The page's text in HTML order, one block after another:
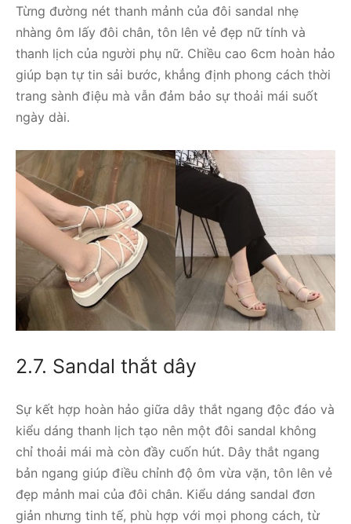
Từng đường nét thanh mảnh của đôi sandal nhẹ
nhàng ôm lấy đôi chân, tôn lên vẻ đẹp nữ tính và
thanh lịch của người phụ nữ. Chiều cao 6cm hoàn hảo
giúp bạn tự tin sải bước, khẳng định phong cách thời
trang sành điệu mà vẫn đảm bảo sự thoải mái suốt
ngày dài.
2.7. Sandal thắt dây
Sự kết hợp hoàn hảo giữa dây thắt ngang độc đáo và
kiểu dáng thanh lịch tạo nên một đôi sandal không
chỉ thoải mái mà còn đầy cuốn hút. Dây thắt ngang
bản ngang giúp điều chỉnh độ ôm vừa vặn, tôn lên vẻ
đẹp mảnh mai của đôi chân. Kiểu dáng sandal đơn
giản nhưng tinh tế, phù hợp với mọi phong cách, từ